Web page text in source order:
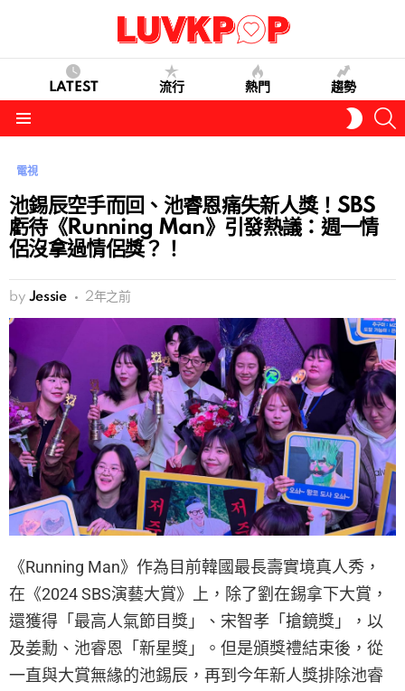
LATEST 流行 熱門 趨勢
SKIN
電視
池錫辰空手而回、池睿恩痛失新人獎！SBS
虧待《Running Man》引發熱議：週一情
侶沒拿過情侶獎？！
by Jessie 2年之前
《Running Man》作為目前韓國最長壽實境真人秀，
在《2024 SBS演藝大賞》上，除了劉在錫拿下大賞，
還獲得「最高人氣節目獎」、宋智孝「搶鏡獎」，以
及姜勳、池睿恩「新星獎」。但是頒獎禮結束後，從
一直與大賞無緣的池錫辰，再到今年新人獎排除池睿